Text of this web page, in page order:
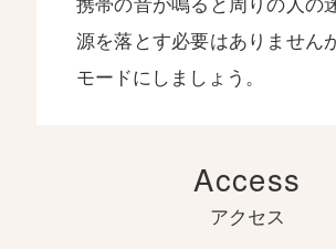
携帯の音が鳴ると周りの人の
源を落とす必要はありません
モードにしましょう。
Access
アクセス